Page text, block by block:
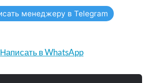
менеджеру в Telegram
Написать в WhatsApp